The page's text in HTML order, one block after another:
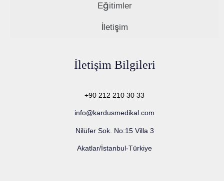
Eğitimler
İletişim
İletişim Bilgileri
+90 212 210 30 33
info@kardusmedikal.com
Nilüfer Sok. No:15 Villa 3
Akatlar/İstanbul-Türkiye